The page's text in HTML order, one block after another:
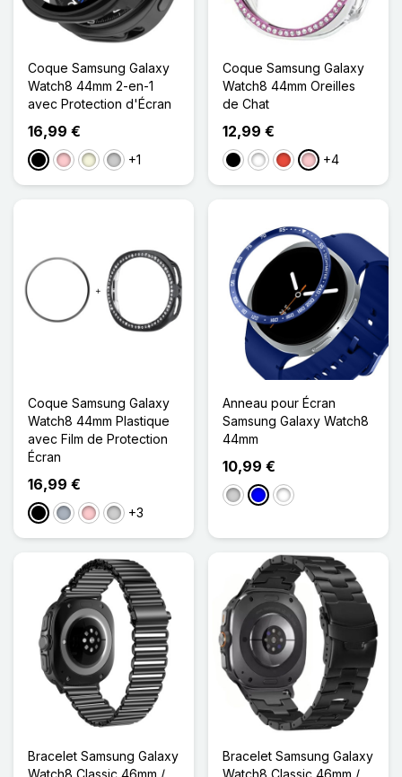
Coque Samsung Galaxy
Watch8 44mm 2-en-1
avec Protection d'Écran
16,99 €
NoirRoseBeigeTransparent
+1
Coque Samsung Galaxy
Watch8 44mm Oreilles
de Chat
12,99 €
NoirBlancRougeRose+4
Coque Samsung Galaxy
Watch8 44mm Plastique
avec Film de Protection
Écran
16,99 €
NoirGris RoseArgenté
+3
Anneau pour Écran
Samsung Galaxy Watch8
44mm
10,99 €
Argenté
BleuNoir/Caractères
Bracelet Samsung Galaxy
Watch8 Classic 46mm /
Bracelet Samsung Galaxy
Watch8 Classic 46mm /